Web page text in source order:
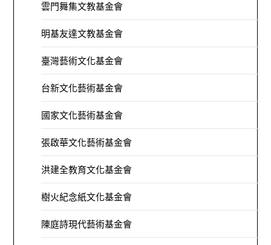
雲門舞集文教基金會
明基友達文教基金會
臺灣藝術文化基金會
台新文化藝術基金會
國家文化藝術基金會
張啟華文化藝術基金會
洪建全教育文化基金會
樹火紀念紙文化基金會
陳庭詩現代藝術基金會